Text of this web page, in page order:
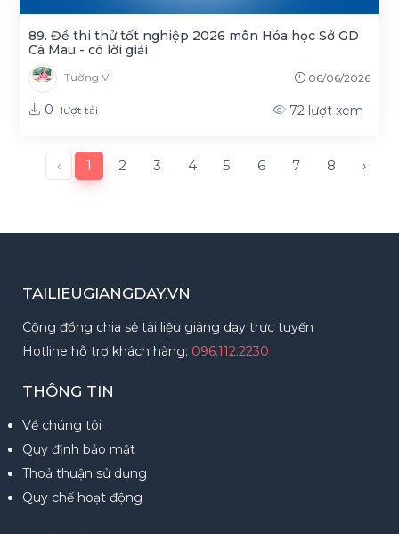
89. Đề thi thử tốt nghiệp 2026 môn Hóa học Sở GD
Cà Mau - có lời giải
Tường Vi 06/06/2026
0 lượt tải 72 lượt xem
‹ 1 2 3 4 5 6 7 8 ›
TAILIEUGIANGDAY.VN
Cộng đồng chia sẻ tải liệu giảng dạy trực tuyến
Hotline hỗ trợ khách hàng: 096.112.2230
THÔNG TIN
Về chúng tôi
Quy định bảo mật
Thoả thuận sử dụng
Quy chế hoạt động